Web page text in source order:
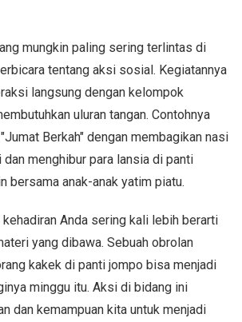
mungkin paling sering terlintas di
tentang aksi sosial. Kegiatannya
langsung dengan kelompok
uluran tangan. Contohnya
Berkah" dengan membagikan nasi
dan menghibur para lansia di panti
bersama anak-anak yatim piatu.
kehadiran Anda sering kali lebih berarti
yang dibawa. Sebuah obrolan
kakek di panti jompo bisa menjadi
minggu itu. Aksi di bidang ini
dan kemampuan kita untuk menjadi